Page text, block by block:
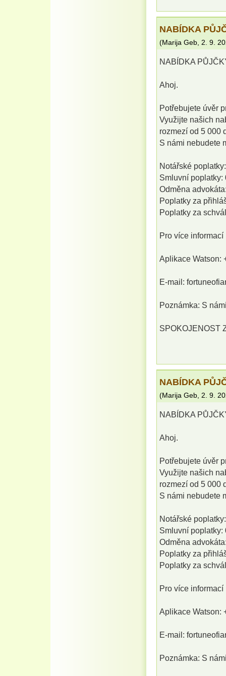
NABÍDKA
(Marija Geb 2. 9.
NABÍDKA
Ahoj.
Potřebujete úvěr
Využijte našich
rozmezí od 5 000
S námi nebudete
Notářské
Smluvní poplatky:
Odměna
Poplatky za
Poplatky za
Pro více
Aplikace Watson:
E-mail:
Poznámka: S
SPOKOJENOST
NABÍDKA
(Marija Geb 2. 9.
NABÍDKA
Ahoj.
Potřebujete úvěr
Využijte našich
rozmezí od 5 000
S námi nebudete
Notářské
Smluvní poplatky:
Odměna
Poplatky za
Poplatky za
Pro více
Aplikace Watson:
E-mail:
Poznámka: S